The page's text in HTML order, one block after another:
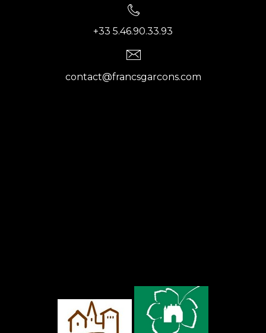
+33 5.46.90.33.93
contact@francsgarcons.com